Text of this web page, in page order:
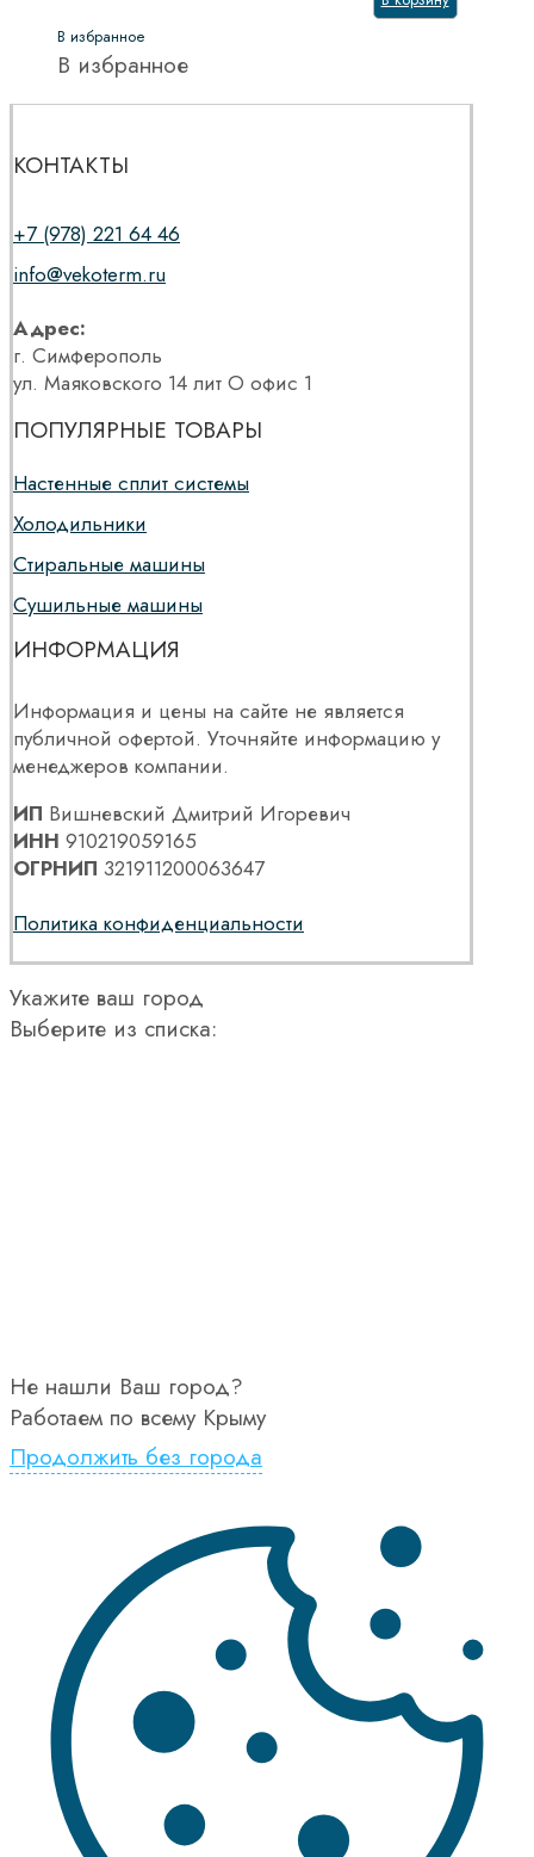
В избранное
В избранное
КОНТАКТЫ
+7 (978) 221 64 46
info@vekoterm.ru
Адрес:
г. Симферополь
ул. Маяковского 14 лит О офис 1
ПОПУЛЯРНЫЕ ТОВАРЫ
Настенные сплит системы
Холодильники
Стиральные машины
Сушильные машины
ИНФОРМАЦИЯ
Информация и цены на сайте не является
публичной офертой. Уточняйте информацию у
менеджеров компании.
ИП Вишневский Дмитрий Игоревич
ИНН 910219059165
ОГРНИП 321911200063647
Политика конфиденциальности
Укажите ваш город
Выберите из списка:
Не нашли Ваш город?
Работаем по всему Крыму
Продолжить без города